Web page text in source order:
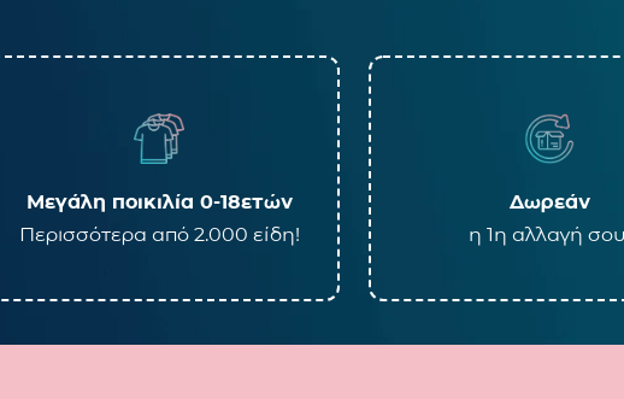
Μεγάλη ποικιλία 0-18ετών
Περισσότερα από 2.000 είδη!
Δωρεάν
η 1η αλλαγή